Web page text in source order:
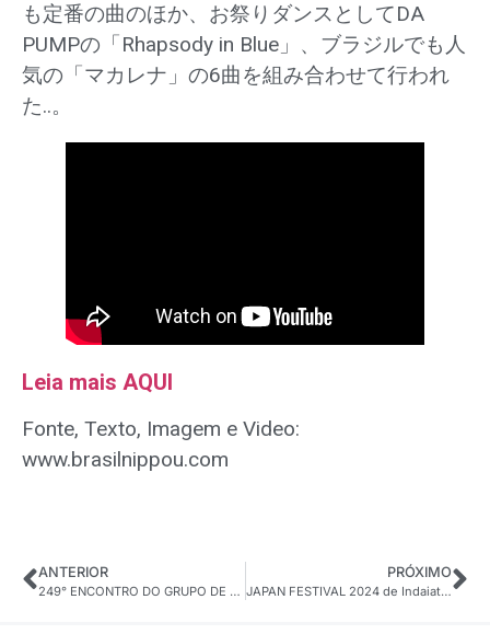
も定番の曲のほか、お祭りダンスとしてDA
PUMPの「Rhapsody in Blue」、ブラジルでも人
気の「マカレナ」の6曲を組み合わせて行われ
た..。
Leia mais AQUI
Fonte, Texto, Imagem e Video:
www.brasilnippou.com
ANTERIOR
249° ENCONTRO DO GRUPO DE ESTUDOS DA UCES (Teireikai e Kenkyuukai) no Centro Cultural e Esportivo de Ibiúna-SP
PRÓXIMO
JAPAN FESTIVAL 2024 de Indaiatuba-SP